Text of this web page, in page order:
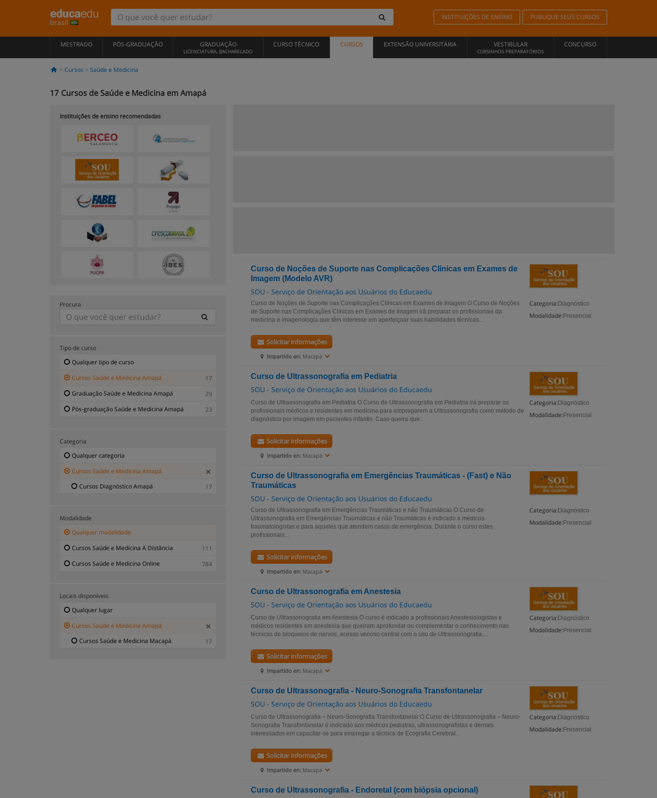
brasil
INSTITUIÇÕES DE ENSINO PUBLIQUE SEUS CURSOS
MESTRADO PÓS-GRADUAÇÃO GRADUAÇÃO
LICENCIATURA, BACHARELADO
CURSO TÉCNICO CURSOS EXTENSÃO UNIVERSITÁRIA VESTIBULAR
CURSINHOS PREPARATÓRIOS
CONCURSO
Cursos Saúde e Medicina
17 Cursos de Saúde e Medicina em Amapá
Curso de Noções de Suporte nas Complicações Clínicas em Exames de
Imagem (Modelo AVR)
SOU - Serviço de Orientação aos Usuários do Educaedu
Categoria: Diagnóstico
Modalidade: Presencial
Curso de Noções de Suporte nas Complicações Clínicas em Exames de Imagem O Curso de Noções
de Suporte nas Complicações Clínicas em Exames de Imagem irá preparar os profissionais da
medicina e imagenologia que têm interesse em aperfeiçoar suas habilidades técnicas...
Impartido en: Macapá
Solicitar informações
Curso de Ultrassonografia em Pediatria
SOU - Serviço de Orientação aos Usuários do Educaedu
Categoria: Diagnóstico
Modalidade: Presencial
Curso de Ultrassonografia em Pediatria O Curso de Ultrassonografia em Pediatria irá preparar os
profissionais médicos e residentes em medicina para empregarem a Ultrassonografia como método de
diagnóstico por imagem em pacientes infantis. Caso queira que...
Impartido en: Macapá
Solicitar informações
Curso de Ultrassonografia em Emergências Traumáticas - (Fast) e Não
Traumáticas
SOU - Serviço de Orientação aos Usuários do Educaedu
Categoria: Diagnóstico
Modalidade: Presencial
Curso de Ultrassonografia em Emergências Traumáticas e não Traumáticas O Curso de
Ultrassonografia em Emergências Traumáticas e não Traumáticas é indicado a médicos
traumatologistas e para aqueles que atendem casos de emergência. Durante o curso estes
profissionais...
Impartido en: Macapá
Solicitar informações
Curso de Ultrassonografia em Anestesia
SOU - Serviço de Orientação aos Usuários do Educaedu
Categoria: Diagnóstico
Modalidade: Presencial
Curso de Ultrassonografia em Anestesia O curso é indicado a profissionais Anestesiologistas e
médicos residentes em anestesia que queiram aprofundar ou complementar o conhecimento nas
técnicas de bloqueios de nervos, acesso venoso central com o uso de Ultrassonografia....
Impartido en: Macapá
Solicitar informações
Curso de Ultrassonografia - Neuro-Sonografia Transfontanelar
SOU - Serviço de Orientação aos Usuários do Educaedu
Categoria: Diagnóstico
Modalidade: Presencial
Curso de Ultrassonografia – Neuro-Sonografia Transfontanelar O Curso de Ultrassonografia – Neuro-
Sonografia Transfontanelar é indicado aos médicos pediatras, ultrassonografistas e demais
interessados em capacitar-se para empregar a técnica de Ecografia Cerebral...
Impartido en: Macapá
Solicitar informações
Curso de Ultrassonografia - Endoretal (com biópsia opcional)
Instituições de ensino recomendadas
Procura
Tipo de curso
Qualquer tipo de curso
Cursos Saúde e Medicina Amapá
17
Graduação Saúde e Medicina Amapá
29
Pós-graduação Saúde e Medicina Amapá
23
Categoria
Qualquer categoria
Cursos Saúde e Medicina Amapá
Cursos Diagnóstico Amapá
17
Modalidade
Qualquer modalidade
Cursos Saúde e Medicina A Distância
111
Cursos Saúde e Medicina Online
784
Locais disponíveis
Qualquer lugar
Cursos Saúde e Medicina Amapá
Cursos Saúde e Medicina Macapá
17